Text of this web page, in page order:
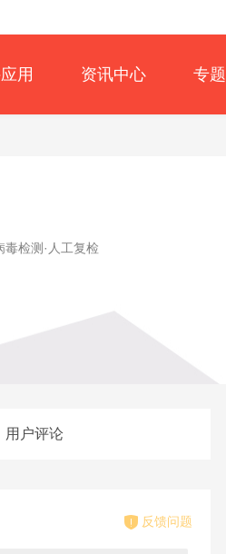
用 资讯中心 专题
毒检测·人工复检
用户评论
反馈问题